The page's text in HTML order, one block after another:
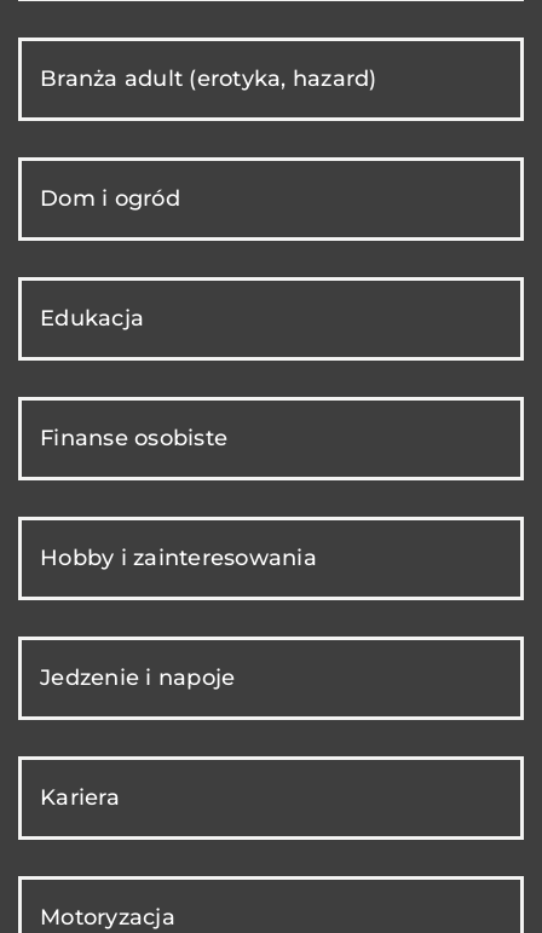
Branża adult (erotyka, hazard)
Dom i ogród
Edukacja
Finanse osobiste
Hobby i zainteresowania
Jedzenie i napoje
Kariera
Motoryzacja